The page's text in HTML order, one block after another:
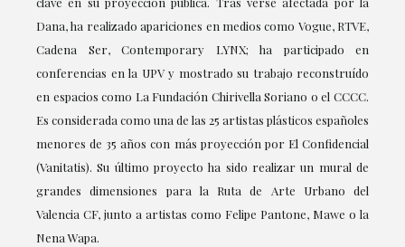
Dana, ha realizado apariciones en medios como Vogue, RTVE,
Cadena Ser, Contemporary LYNX; ha participado en
conferencias en la UPV y mostrado su trabajo reconstruído
en espacios como La Fundación Chirivella Soriano o el CCCC.
Es considerada como una de las 25 artistas plásticos españoles
menores de 35 años con más proyección por El Confidencial
(Vanitatis). Su último proyecto ha sido realizar un mural de
grandes dimensiones para la Ruta de Arte Urbano del
Valencia CF, junto a artistas como Felipe Pantone, Mawe o la
Nena Wapa.